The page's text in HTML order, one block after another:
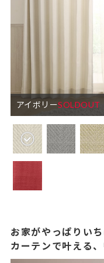
アイボリーSOLDOUT
お家がやっぱりいち
カーテンで叶える